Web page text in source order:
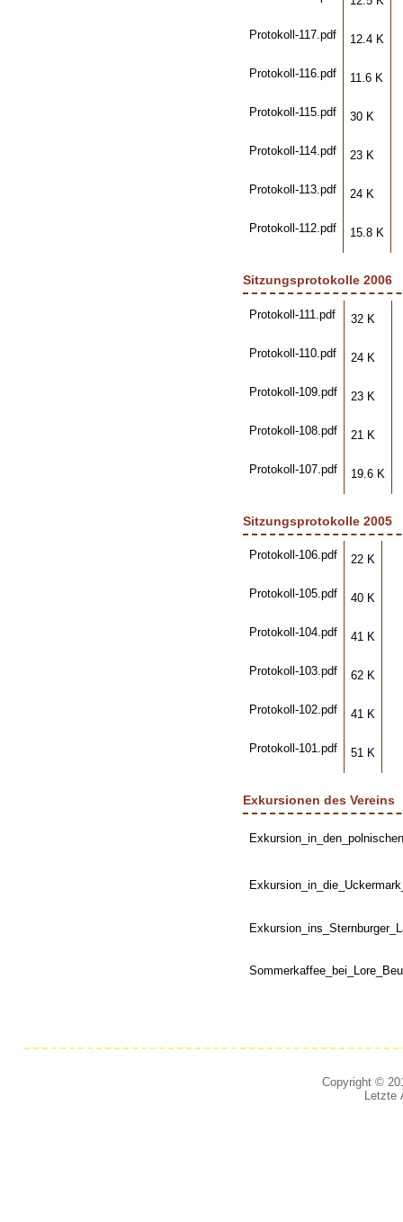
Protokoll-117.pdf 12.4 K
Protokoll-116.pdf 11.6 K
Protokoll-115.pdf 30 K
Protokoll-114.pdf 23 K
Protokoll-113.pdf 24 K
Protokoll-112.pdf 15.8 K
Sitzungsprotokolle 2006
Protokoll-111.pdf 32 K
Protokoll-110.pdf 24 K
Protokoll-109.pdf 23 K
Protokoll-108.pdf 21 K
Protokoll-107.pdf 19.6 K
Sitzungsprotokolle 2005
Protokoll-106.pdf 22 K
Protokoll-105.pdf 40 K
Protokoll-104.pdf 41 K
Protokoll-103.pdf 62 K
Protokoll-102.pdf 41 K
Protokoll-101.pdf 51 K
Exkursionen des Vereins
Copyright ©
Letzte